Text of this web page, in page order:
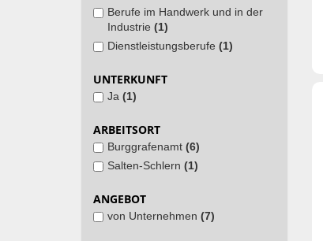
Berufe im Handwerk und in der
Industrie (1)
Dienstleistungsberufe (1)
UNTERKUNFT
Ja (1)
ARBEITSORT
Burggrafenamt (6)
Salten-Schlern (1)
ANGEBOT
von Unternehmen (7)